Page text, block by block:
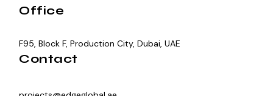
Office
F95, Block F, Production City, Dubai, UAE
Contact